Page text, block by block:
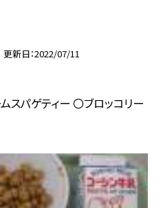
更新日 2022/07/11
スパゲティー 〇ブロッコリー